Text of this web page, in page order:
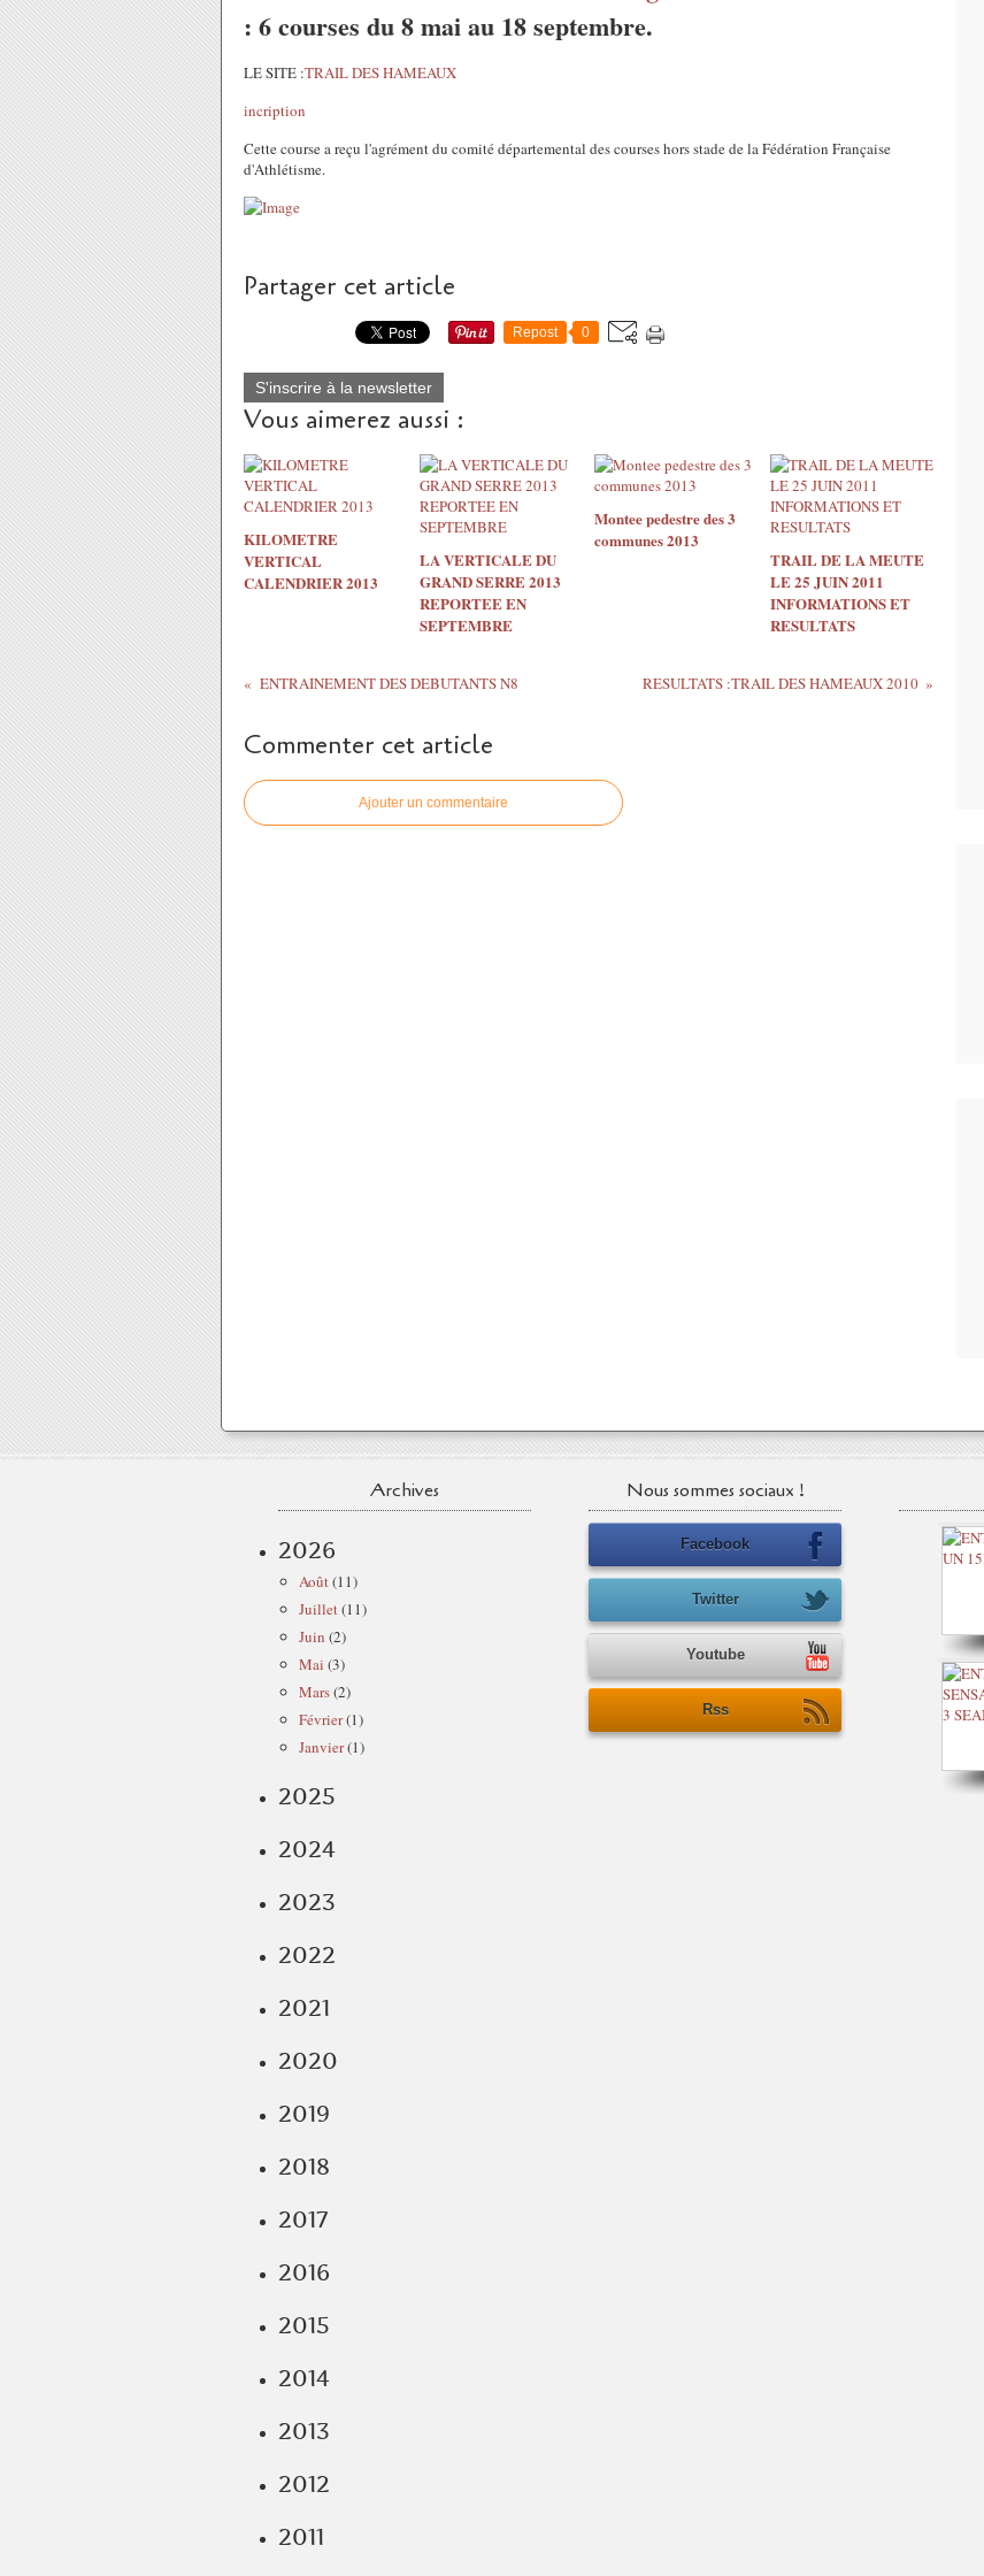
: 6 courses du 8 mai au 18 septembre.
LE SITE :TRAIL DES HAMEAUX
incription
Cette course a reçu l'agrément du comité départemental des courses hors stade de la Fédération Française
d'Athlétisme.
Partager cet article
Repost 0
S'inscrire à la newsletter
Vous aimerez aussi :
KILOMETRE
VERTICAL
CALENDRIER 2013
LA VERTICALE DU
GRAND SERRE 2013
REPORTEE EN
SEPTEMBRE
Montee pedestre des 3
communes 2013
TRAIL DE LA MEUTE
LE 25 JUIN 2011
INFORMATIONS ET
RESULTATS
ENTRAINEMENT DES DEBUTANTS N8 RESULTATS :TRAIL DES HAMEAUX 2010
Commenter cet article
Ajouter un commentaire
Archives
2026
Août(11)
Juillet(11)
Juin (2)
Mai (3)
Mars(2)
Février(1)
Janvier(1)
2025
2024
2023
2022
2021
2020
2019
2018
2017
2016
2015
2014
2013
2012
2011
Nous sommes sociaux !
Facebook
Twitter
Youtube
Rss